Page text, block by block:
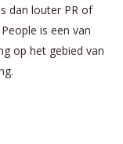
dan louter PR of
is een van
op het gebied van